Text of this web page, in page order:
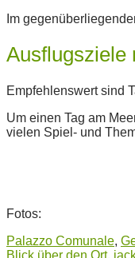
Im
Ausflugsziele
Empfehlenswert sind
Um einen Tag am
vielen Spiel- und
Fotos:
Palazzo Comunale,
Blick über den Ort,